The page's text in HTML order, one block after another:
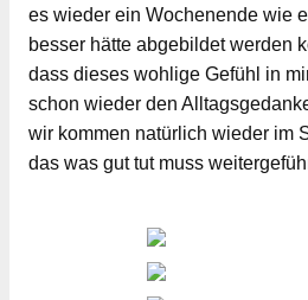
es wieder ein Wochenende wie
besser hätte abgebildet werden
dass dieses wohlige Gefühl in
schon wieder den
wir kommen natürlich wieder im
das was gut tut muss